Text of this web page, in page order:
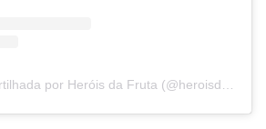
Uma publicação partilhada por Heróis da Fruta (@heroisdafruta)